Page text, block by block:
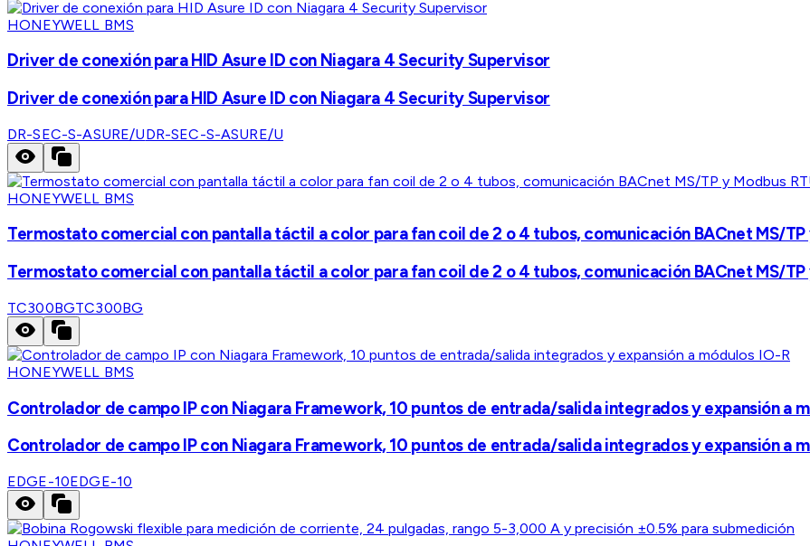
HONEYWELL BMS
Driver de conexión para HID Asure ID con Niagara 4 Security Supervisor
Driver de conexión para HID Asure ID con Niagara 4 Security Supervisor
DR-SEC-S-ASURE/UDR-SEC-S-ASURE/U
HONEYWELL BMS
Termostato comercial con pantalla táctil a color para fan coil de 2 o 4 tubos, comunicación BACnet MS/TP
Termostato comercial con pantalla táctil a color para fan coil de 2 o 4 tubos, comunicación BACnet MS/TP
TC300BGTC300BG
HONEYWELL BMS
Controlador de campo IP con Niagara Framework, 10 puntos de entrada/salida integrados y expansión a
Controlador de campo IP con Niagara Framework, 10 puntos de entrada/salida integrados y expansión a
EDGE-10EDGE-10